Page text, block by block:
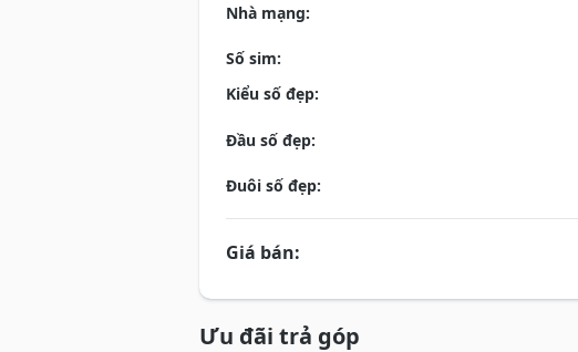
Nhà mạng:
Số sim:
Kiểu số đẹp:
Đầu số đẹp:
Đuôi số đẹp:
Giá bán:
Ưu đãi trả góp